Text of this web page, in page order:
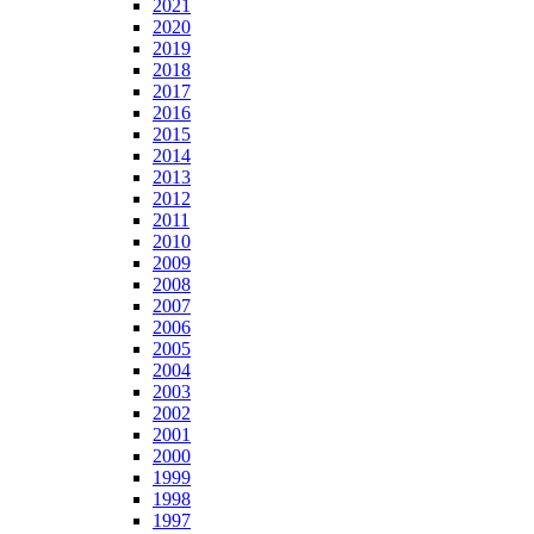
2021
2020
2019
2018
2017
2016
2015
2014
2013
2012
2011
2010
2009
2008
2007
2006
2005
2004
2003
2002
2001
2000
1999
1998
1997